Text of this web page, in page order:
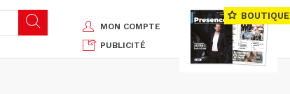
MON COMPTE
PUBLICITÉ
BOUTIQUE